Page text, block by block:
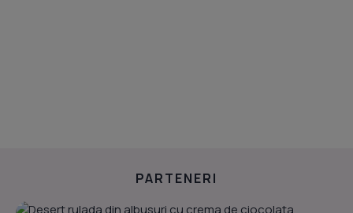
PARTENERI